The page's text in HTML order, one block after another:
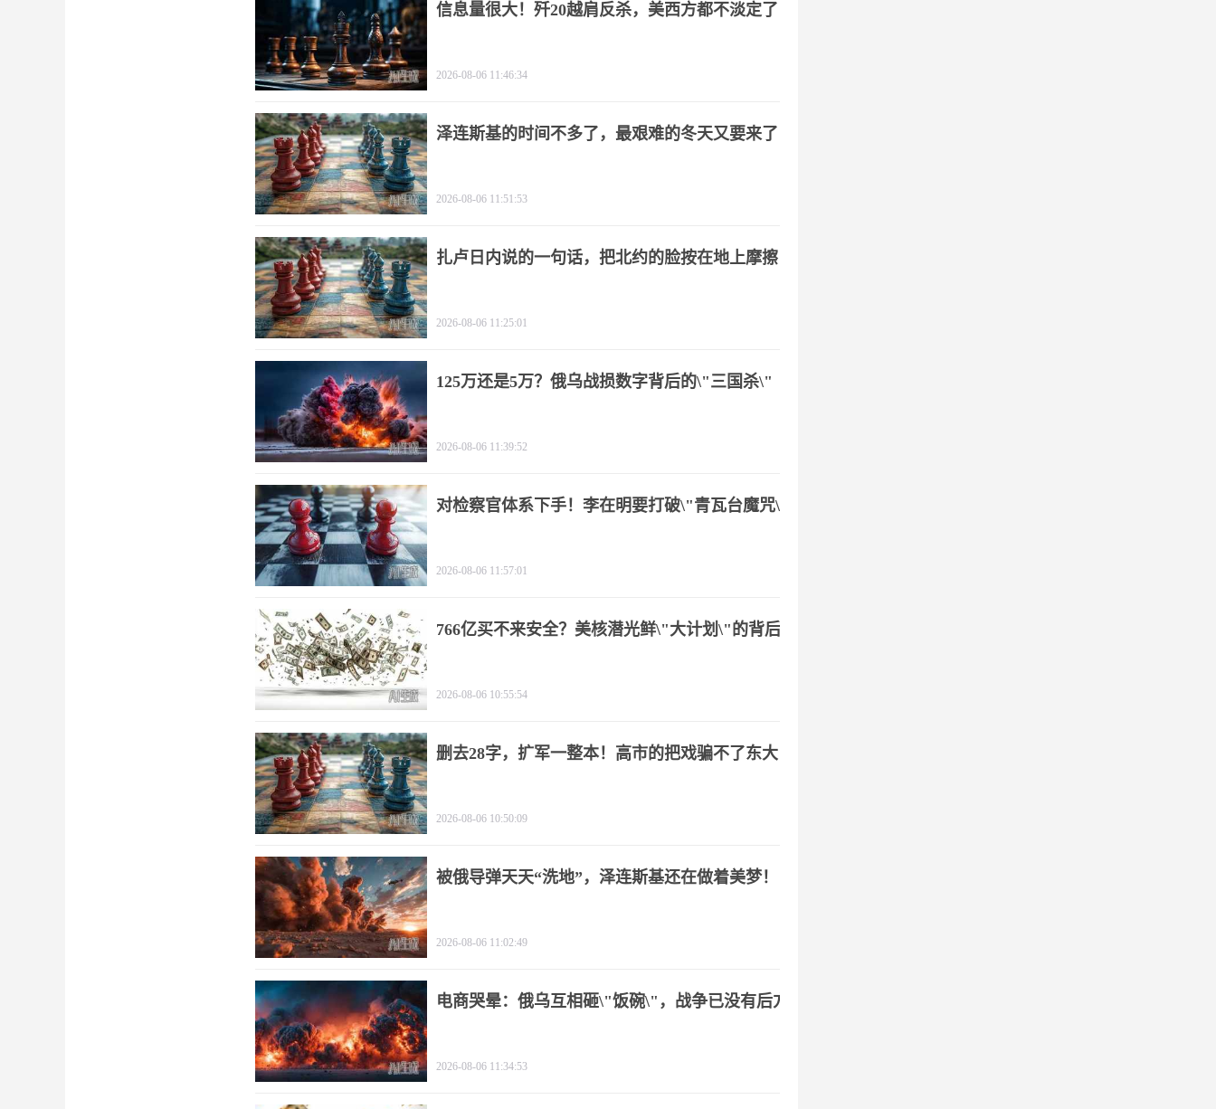
信息量很大！歼20越肩反杀，美西方都不淡定了
2026-08-06 11:46:34
泽连斯基的时间不多了，最艰难的冬天又要来了
2026-08-06 11:51:53
扎卢日内说的一句话，把北约的脸按在地上摩擦
2026-08-06 11:25:01
125万还是5万？俄乌战损数字背后的\"三国杀\"
2026-08-06 11:39:52
对检察官体系下手！李在明要打破\"青瓦台魔咒\"
2026-08-06 11:57:01
766亿买不来安全？美核潜光鲜\"大计划\"的背后
2026-08-06 10:55:54
删去28字，扩军一整本！高市的把戏骗不了东大
2026-08-06 10:50:09
被俄导弹天天“洗地”，泽连斯基还在做着美梦！
2026-08-06 11:02:49
电商哭晕：俄乌互相砸\"饭碗\"，战争已没有后方
2026-08-06 11:34:53